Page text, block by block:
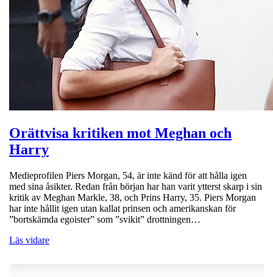
Orättvisa kritiken mot Meghan och
Harry
Medieprofilen Piers Morgan, 54, är inte känd för att hålla igen
med sina åsikter. Redan från början har han varit ytterst skarp i sin
kritik av Meghan Markle, 38, och Prins Harry, 35. Piers Morgan
har inte hållit igen utan kallat prinsen och amerikanskan för
”bortskämda egoister” som ”svikit” drottningen…
Läs vidare